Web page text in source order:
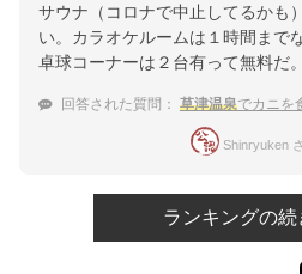
サウナ（コロナで中止してるかも
い。カラオケルームは１時間まで
卓球コーナーは２台有って無料だ
回答された質問： 草津温泉でカニを
Shinryuken
ランキングの続